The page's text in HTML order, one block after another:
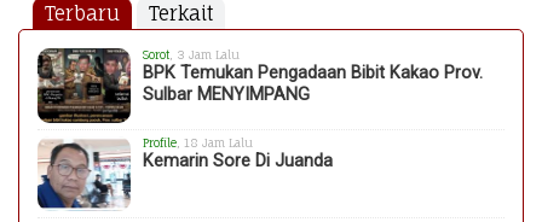
Terbaru Terkait
Sorot , 3 Jam Lalu
BPK Temukan Pengadaan Bibit Kakao Prov.
Sulbar MENYIMPANG
Profile , 18 Jam Lalu
Kemarin Sore Di Juanda